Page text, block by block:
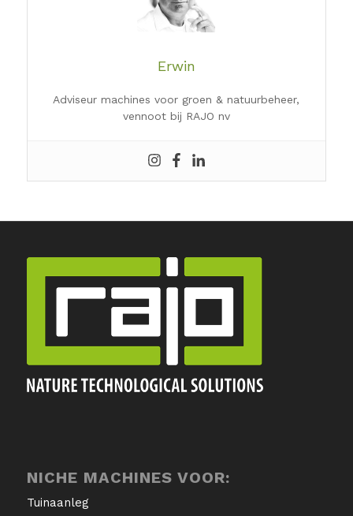
Erwin
Adviseur machines voor groen & natuurbeheer,
vennoot bij RAJO nv
NICHE MACHINES VOOR:
Tuinaanleg